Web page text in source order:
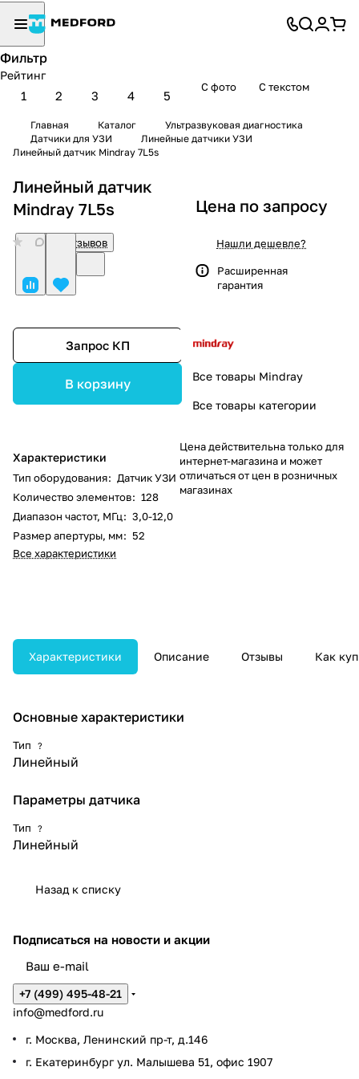
Фильтр
Рейтинг
1 2 3 4 5
С фото С текстом
Главная Каталог
Ультразвуковая диагностика
Датчики для УЗИ
Линейные датчики УЗИ
Линейный датчик Mindray 7L5s
Линейный датчик
Mindray 7L5s
Нет отзывов
Запрос КП
В корзину
Характеристики
Тип оборудования: Датчик УЗИ
Количество элементов: 128
Диапазон частот, МГц: 3,0-12,0
Размер апертуры, мм: 52
Все характеристики
Цена по запросу
Нашли дешевле?
Расширенная
гарантия
Все товары Mindray
Все товары категории
Цена действительна только для
интернет-магазина и может
отличаться от цен в розничных
магазинах
Характеристики Описание Отзывы Как
Основные характеристики
Тип ?
Линейный
Параметры датчика
Тип ?
Линейный
Назад к списку
Подписаться на новости и акции
+7 (499) 495-48-21
info@medford.ru
г. Москва, Ленинский пр-т, д.146
г. Екатеринбург ул. Малышева 51, офис 1907